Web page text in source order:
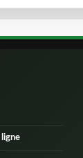
ligne